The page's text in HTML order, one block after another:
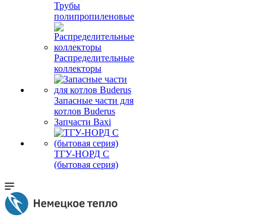
Трубы
полипропиленовые
Распределительные
коллекторы
Запасные части для
котлов Buderus
Запчасти Baxi
ТГУ-НОРД С
(бытовая серия)